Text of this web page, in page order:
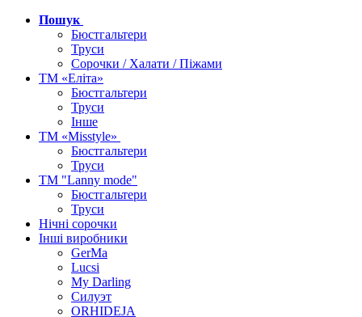
Пошук
Бюстгальтери
Труси
Сорочки / Халати / Піжами
ТМ «Еліта»
Бюстгальтери
Труси
Інше
ТМ «Misstyle»
Бюстгальтери
Труси
ТМ "Lanny mode"
Бюстгальтери
Труси
Нічні сорочки
Інші виробники
GerMa
Lucsi
My Darling
Силуэт
ORHIDEJA